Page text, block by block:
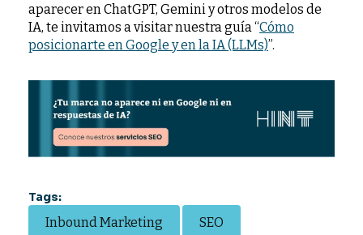
aparecer en ChatGPT, Gemini y otros modelos de
IA, te invitamos a visitar nuestra guía “Cómo
posicionarte en Google y en la IA (LLMs)”.
Tags:
Inbound Marketing SEO